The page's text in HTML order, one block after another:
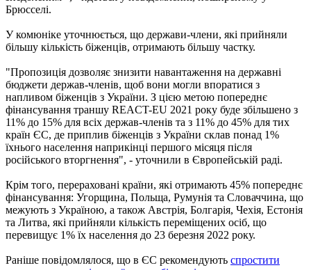
Брюсселі.
У комюніке уточнюється, що держави-члени, які прийняли
більшу кількість біженців, отримають більшу частку.
"Пропозиція дозволяє знизити навантаження на державні
бюджети держав-членів, щоб вони могли впоратися з
напливом біженців з України. З цією метою попереднє
фінансування траншу REACT-EU 2021 року буде збільшено з
11% до 15% для всіх держав-членів та з 11% до 45% для тих
країн ЄС, де приплив біженців з України склав понад 1%
їхнього населення наприкінці першого місяця після
російського вторгнення", - уточнили в Європейській раді.
Крім того, перераховані країни, які отримають 45% попереднє
фінансування: Угорщина, Польща, Румунія та Словаччина, що
межують з Україною, а також Австрія, Болгарія, Чехія, Естонія
та Литва, які прийняли кількість переміщених осіб, що
перевищує 1% їх населення до 23 березня 2022 року.
Раніше повідомлялося, що в ЄС рекомендують спростити